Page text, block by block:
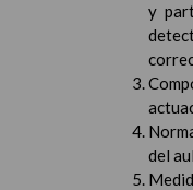
y
del